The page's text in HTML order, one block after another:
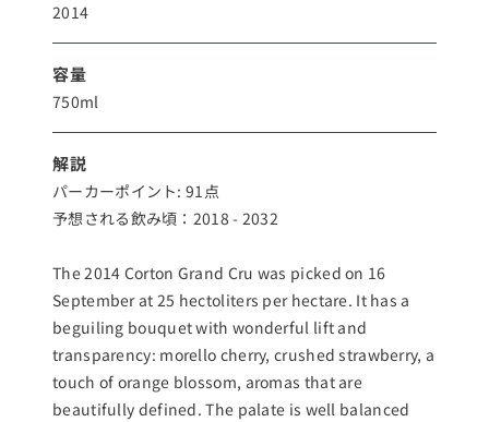
2014
容量
750ml
解説
パーカーポイント: 91点
予想される飲み頃：2018 - 2032
The 2014 Corton Grand Cru was picked on 16
September at 25 hectoliters per hectare. It has a
beguiling bouquet with wonderful lift and
transparency: morello cherry, crushed strawberry, a
touch of orange blossom, aromas that are
beautifully defined. The palate is well balanced